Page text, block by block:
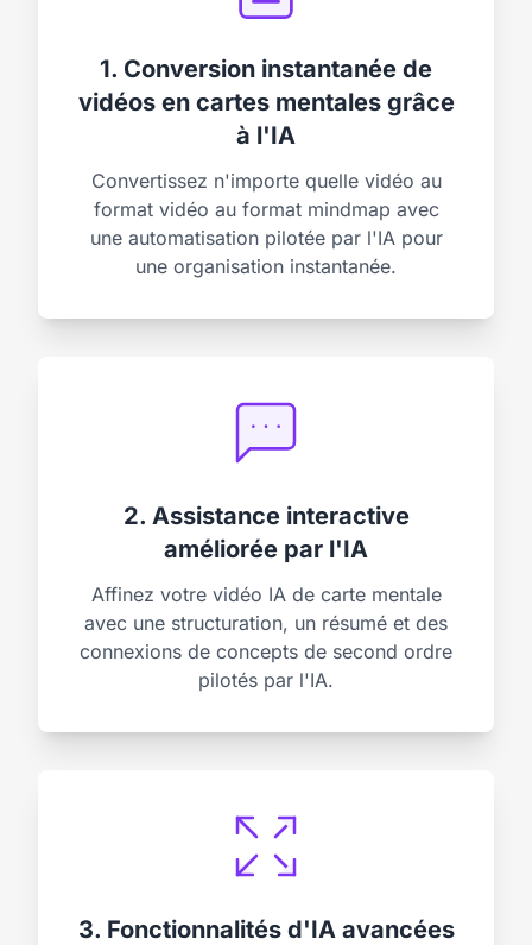
1. Conversion instantanée de
vidéos en cartes mentales grâce
à l'IA
Convertissez n'importe quelle vidéo au
format vidéo au format mindmap avec
une automatisation pilotée par l'IA pour
une organisation instantanée.
2. Assistance interactive
améliorée par l'IA
Affinez votre vidéo IA de carte mentale
avec une structuration, un résumé et des
connexions de concepts de second ordre
pilotés par l'IA.
3. Fonctionnalités d'IA avancées